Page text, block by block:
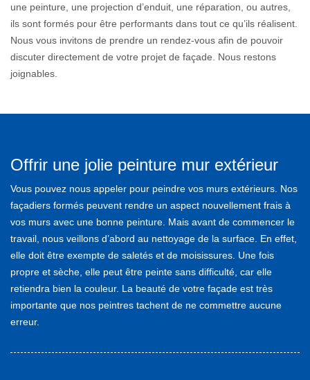
une peinture, une projection d’enduit, une réparation, ou autres,
ils sont formés pour être performants dans tout ce qu’ils réalisent.
Nous vous invitons de prendre un rendez-vous afin de pouvoir
discuter directement de votre projet de façade. Nous restons
joignables.
Offrir une jolie peinture mur extérieur
Vous pouvez nous appeler pour peindre vos murs extérieurs. Nos
façadiers formés peuvent rendre un aspect nouvellement frais à
vos murs avec une bonne peinture. Mais avant de commencer le
travail, nous veillons d’abord au nettoyage de la surface. En effet,
elle doit être exempte de saletés et de moisissures. Une fois
propre et sèche, elle peut être peinte sans difficulté, car elle
retiendra bien la couleur. La beauté de votre façade est très
importante que nos peintres tachent de ne commettre aucune
erreur.